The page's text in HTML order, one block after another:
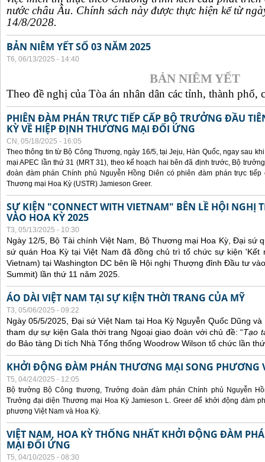
nước châu Âu. Chính sách này được thực hiện kể từ
14/8/2028.
BẢN NIÊM YẾT SỐ 03 NĂM 2025
T6, 06/13/2025 - 14:40
BẢN NIÊM YẾT
Theo đề nghị của Tòa án nhân dân các tỉnh, thành phố,
PHIÊN ĐÀM PHÁN TRỰC TIẾP CẤP BỘ TRƯỞNG ĐẦU
KỲ VỀ HIỆP ĐỊNH THƯƠNG MẠI ĐỐI ỨNG
CN, 05/18/2025 - 16:05
Theo thông tin từ Bộ Công Thương, ngày 16/5, tại Jeju, Hàn Quốc, ngay sau
mại APEC lần thứ 31 (MRT 31), theo kế hoạch hai bên đã định trước, Bộ
đoàn đàm phán Chính phủ Nguyễn Hồng Diên có phiên đàm phán trực
Thương mại Hoa Kỳ (USTR) Jamieson Greer.
SỰ KIỆN "CONNECT WITH VIETNAM" BÊN LỀ HỘI
VÀO HOA KỲ 2025
T3, 05/13/2025 - 10:30
Ngày 12/5, Bộ Tài chính Việt Nam, Bộ Thương mại Hoa Kỳ, Đại sứ
sứ quán Hoa Kỳ tại Việt Nam đã đồng chủ trì tổ chức sự kiện 'Kết
Vietnam) tại Washington DC bên lề Hội nghị Thượng đỉnh Đầu tư
Summit) lần thứ 11 năm 2025.
ÁO DÀI VIỆT NAM TẠI SỰ KIỆN THỜI TRANG CỦA MỸ
T3, 05/06/2025 - 09:22
Ngày 05/5/2025, Đại sứ Việt Nam tại Hoa Kỳ Nguyễn Quốc Dũng
tham dự sự kiện Gala thời trang Ngoại giao đoàn với chủ đề: “Tạo
do Bảo tàng Di tích Nhà Tổng thống Woodrow Wilson tổ chức lần
KHỞI ĐỘNG ĐÀM PHÁN THƯƠNG MẠI SONG PHƯƠNG
T5, 04/24/2025 - 12:05
Bộ trưởng Bộ Công thương, Trưởng đoàn đàm phán Chính phủ Nguyễn
Trưởng đại diện Thương mại Hoa Kỳ Jamieson L. Greer để khởi động đàm
phương Việt Nam và Hoa Kỳ.
VIỆT NAM, HOA KỲ THỐNG NHẤT KHỞI ĐỘNG ĐÀM
MẠI ĐỐI ỨNG
T5, 04/10/2025 - 08:30